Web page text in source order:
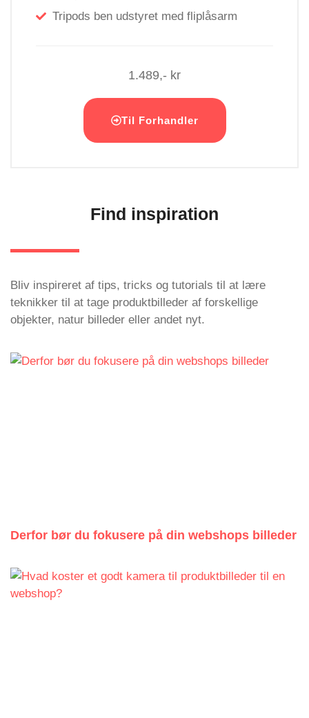
Tripods ben udstyret med fliplåsarm
1.489,- kr
Til Forhandler
Find inspiration
Bliv inspireret af tips, tricks og tutorials til at lære
teknikker til at tage produktbilleder af forskellige
objekter, natur billeder eller andet nyt.
Derfor bør du fokusere på din webshops billeder